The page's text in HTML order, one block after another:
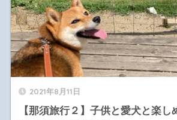
2021年8月11日
【那須旅行２】子供と愛犬と楽